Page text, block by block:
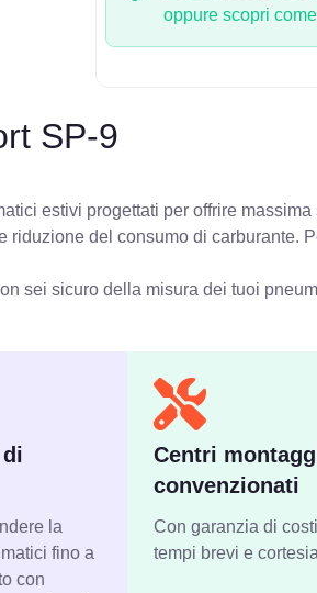
oppure scopri
SP-9
estivi progettati per offrire
del consumo di carburante.
sei sicuro della misura dei tuoi
la
fino a
con
Centri
convenzionati
Con garanzia di
tempi brevi e